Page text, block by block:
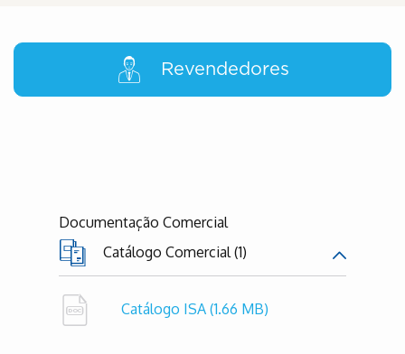
Revendedores
Documentação Comercial
Catálogo Comercial (1)
Catálogo ISA (1.66 MB)